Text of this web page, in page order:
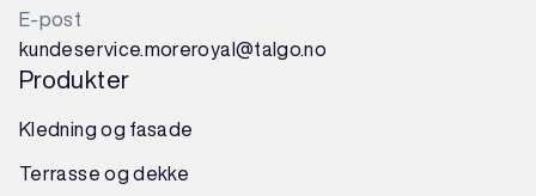
E-post
kundeservice.moreroyal@talgo.no
Produkter
Kledning og fasade
Terrasse og dekke